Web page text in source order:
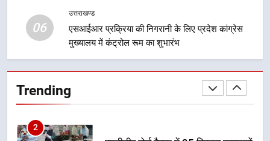
06
उत्तराखण्ड
एसआईआर प्रक्रिया की निगरानी के लिए प्रदेश कांग्रेस
मुख्यालय में कंट्रोल रूम का शुभारंभ
Trending
को मिली मंजूरी, देहरादून-मसूरी के
नियोजित विकास को मिलेगी रफ्तार
3